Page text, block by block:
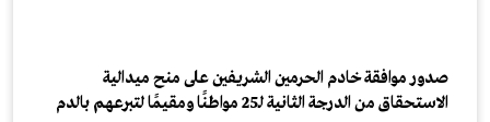
صدور موافقة خادم الحرمين الشريفين على منح ميدالية
الاستحقاق من الدرجة الثانية لـ25 مواطنًا ومقيمًا لتبرعهم بالدم